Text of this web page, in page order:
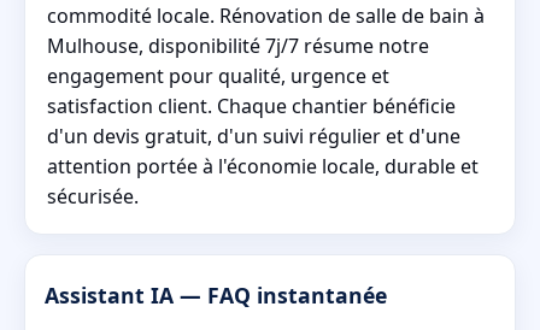
commodité locale. Rénovation de salle de bain à
Mulhouse, disponibilité 7j/7 résume notre
engagement pour qualité, urgence et
satisfaction client. Chaque chantier bénéficie
d'un devis gratuit, d'un suivi régulier et d'une
attention portée à l'économie locale, durable et
sécurisée.
Assistant IA — FAQ instantanée